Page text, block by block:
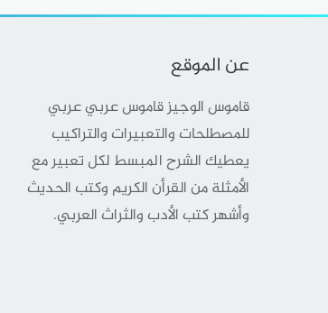
عن الموقع
قاموس الوجيز قاموس عربي عربي
للمصطلحات والتعبيرات والتراكيب
يعطيك الشرح المبسط لكل تعبير مع
الأمثلة من القرأن الكريم وكتب الحديث
وأشهر كتب الأدب والثراث العربي.